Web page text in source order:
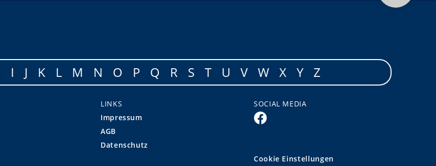
I J K L M N O P Q R S T U V W X Y Z
LINKS
Impressum
AGB
Datenschutz
SOCIAL MEDIA
Cookie Einstellungen